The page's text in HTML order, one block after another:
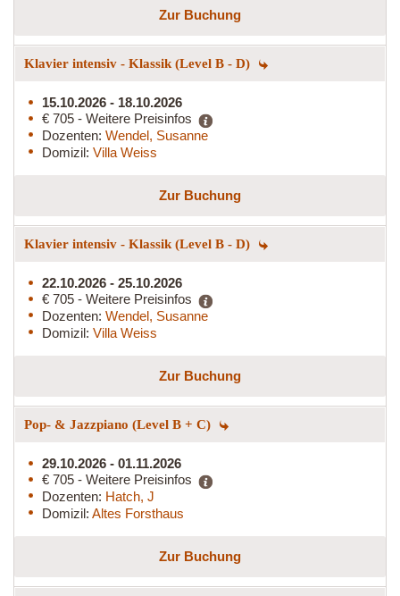
Zur Buchung
Klavier intensiv - Klassik (Level B - D)
15.10.2026 - 18.10.2026
€ 705 - Weitere Preisinfos
Dozenten: Wendel, Susanne
Domizil: Villa Weiss
Zur Buchung
Klavier intensiv - Klassik (Level B - D)
22.10.2026 - 25.10.2026
€ 705 - Weitere Preisinfos
Dozenten: Wendel, Susanne
Domizil: Villa Weiss
Zur Buchung
Pop- & Jazzpiano (Level B + C)
29.10.2026 - 01.11.2026
€ 705 - Weitere Preisinfos
Dozenten: Hatch, J
Domizil: Altes Forsthaus
Zur Buchung